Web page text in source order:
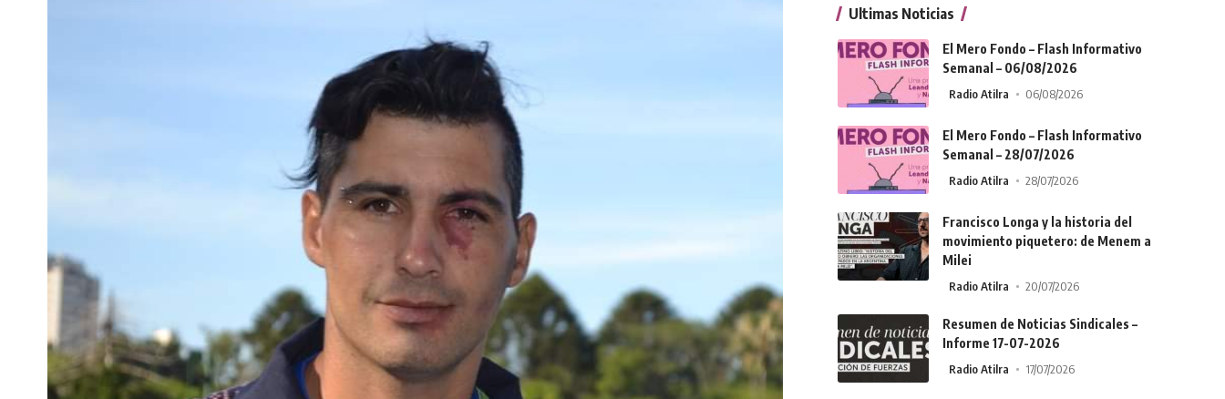
Ultimas Noticias
El Mero Fondo – Flash Informativo
Semanal – 06/08/2026
Radio Atilra 06/08/2026
El Mero Fondo – Flash Informativo
Semanal – 28/07/2026
Radio Atilra 28/07/2026
Francisco Longa y la historia del
movimiento piquetero: de Menem a
Milei
Radio Atilra 20/07/2026
Resumen de Noticias Sindicales –
Informe 17-07-2026
Radio Atilra 17/07/2026